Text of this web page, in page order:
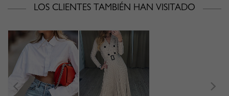
LOS CLIENTES TAMBIÉN HAN VISITADO